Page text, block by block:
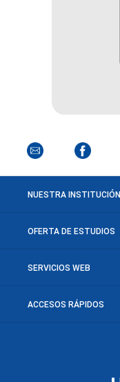
NUESTRA INSTITUCIÓN
OFERTA DE ESTUDIOS
SERVICIOS WEB
ACCESOS RÁPIDOS